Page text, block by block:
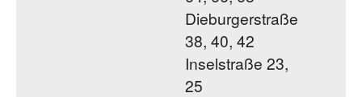
Dieburgerstraße
38, 40, 42
Inselstraße 23,
25